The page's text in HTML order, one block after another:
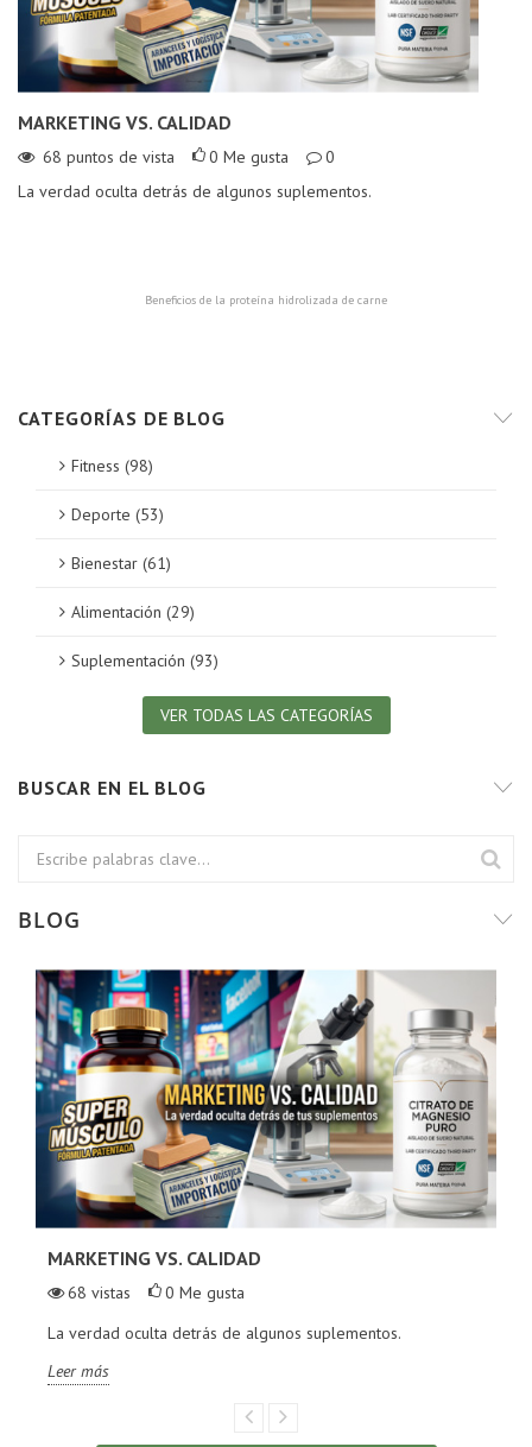
MARKETING VS. CALIDAD
68 puntos de vista 0 Me gusta
0
La verdad oculta detrás de algunos suplementos.
Beneficios de la proteína hidrolizada de carne
CATEGORÍAS DE BLOG
Fitness (98)
Deporte (53)
Bienestar (61)
Alimentación (29)
Suplementación (93)
VER TODAS LAS CATEGORÍAS
BUSCAR EN EL BLOG
BLOG
MARKETING VS. CALIDAD
68 vistas 0 Me gusta
La verdad oculta detrás de algunos suplementos.
Leer más